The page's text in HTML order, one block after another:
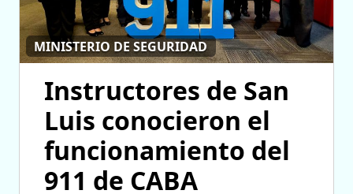
MINISTERIO DE SEGURIDAD
Instructores de San
Luis conocieron el
funcionamiento del
911 de CABA